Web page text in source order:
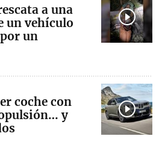
a una
un vehículo
un
coche con
y